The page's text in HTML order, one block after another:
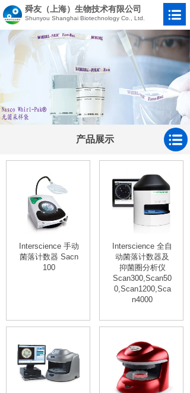
产品展示
Interscience 手动
菌落计数器 Sacn
100
Interscience 全自
动菌落计数器及
抑菌圈分析仪
Scan300,Scan50
0,Scan1200,Sca
n4000
舜友（上海）生物技术有限公司
Shunyou Shanghai Biotechnology Co., Ltd.